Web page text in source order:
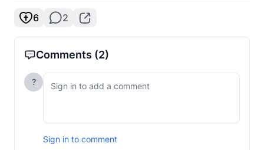
6 2
Comments (2)
?
Sign in to comment